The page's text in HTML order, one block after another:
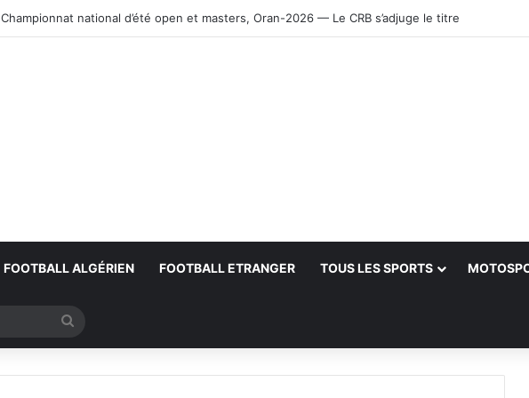
Championnat national d’été open et masters, Oran-2026 — Le CRB s’adjuge le titre
FOOTBALL ALGÉRIEN FOOTBALL ETRANGER TOUS LES SPORTS